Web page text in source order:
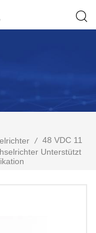
/ 48 VDC 11
Unterstützt